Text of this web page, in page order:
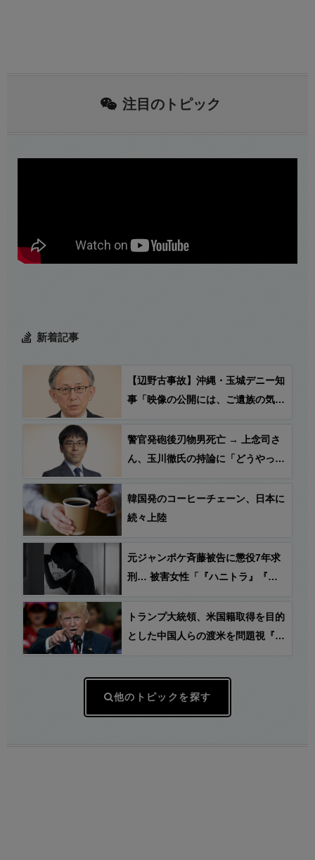
注目のトピック
新着記事
【辺野古事故】沖縄・玉城デニー知
事「映像の公開には、ご遺族の気持
警官発砲後刃物男死亡 → 上念司さ
ん、玉川徹氏の持論に「どうやって
韓国発のコーヒーチェーン、日本に
続々上陸
元ジャンポケ斉藤被告に懲役7年求
刑… 被害女性「『ハニトラ』『売
ない」
トランプ大統領、米国籍取得を目的
とした中国人らの渡米を問題視『出
他のトピックを探す